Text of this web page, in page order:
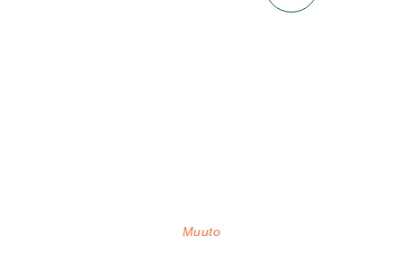
Muuto